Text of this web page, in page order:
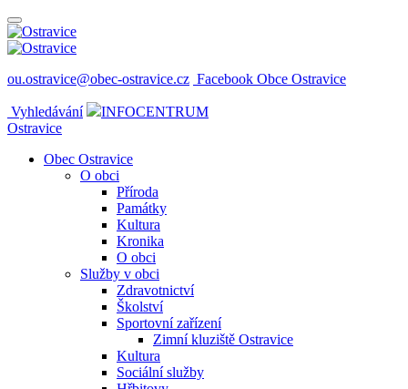
ou.ostravice@obec-ostravice.cz Facebook Obce Ostravice
Vyhledávání
INFOCENTRUM
Ostravice
Obec Ostravice
O obci
Příroda
Památky
Kultura
Kronika
O obci
Služby v obci
Zdravotnictví
Školství
Sportovní zařízení
Zimní kluziště Ostravice
Kultura
Sociální služby